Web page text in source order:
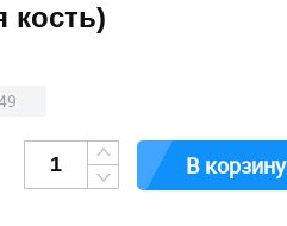
кость)
В корзину